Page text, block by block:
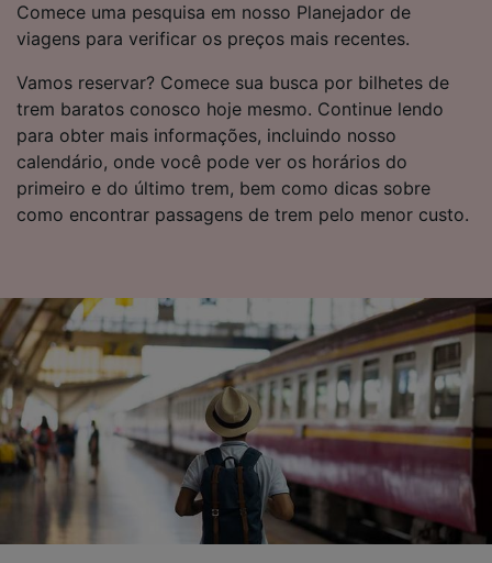
Comece uma pesquisa em nosso Planejador de
viagens para verificar os preços mais recentes.
Vamos reservar? Comece sua busca por bilhetes de
trem baratos conosco hoje mesmo. Continue lendo
para obter mais informações, incluindo nosso
calendário, onde você pode ver os horários do
primeiro e do último trem, bem como dicas sobre
como encontrar passagens de trem pelo menor custo.
se você tiver pedido para não ser rastreado.
dados para fornecer:
Usar dados exatos de geolocalização.
Verificar ativamente as características do
dispositivo para identificação. Armazenar e/ou
acessar informações em um dispositivo.
Publicidade e conteúdo personalizados,
medição de publicidade e conteúdo, pesquisa